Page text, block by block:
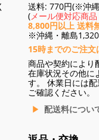
送料: 770円(※沖
( メール便対応商
8,800円以上 送料
※沖縄・離島
15時までのご注文
商品や契約により
在庫状況その他に
す。 休業日には
ご確認ください。
配送料につい